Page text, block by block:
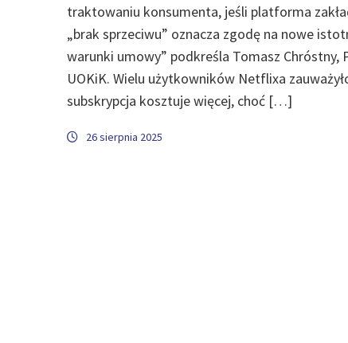
traktowaniu konsumenta, jeśli platforma
„brak sprzeciwu” oznacza zgodę na nowe
warunki umowy” podkreśla Tomasz Chróstny,
UOKiK. Wielu użytkowników Netflixa
subskrypcja kosztuje więcej, choć […]
26 sierpnia 2025